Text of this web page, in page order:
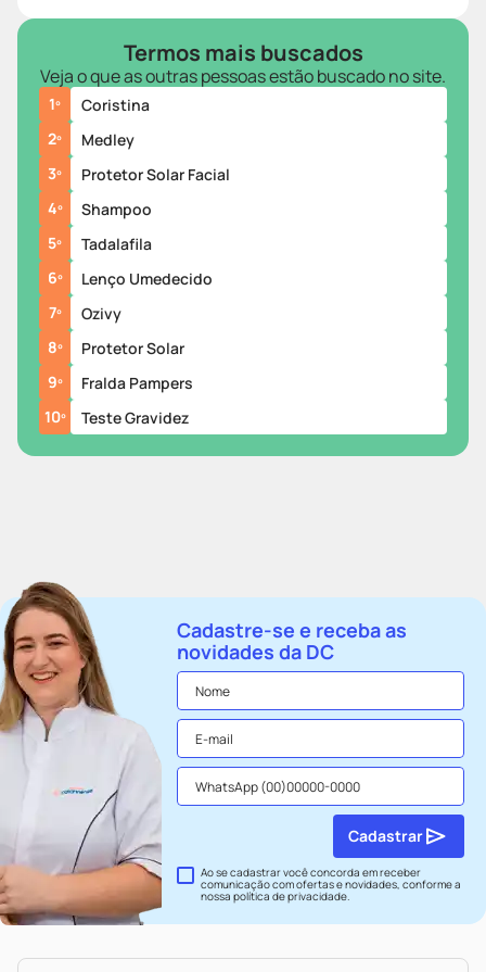
Termos mais buscados
Veja o que as outras pessoas estão buscado no site.
1º
Coristina
2º
Medley
3º
Protetor Solar Facial
4º
Shampoo
5º
Tadalafila
6º
Lenço Umedecido
7º
Ozivy
8º
Protetor Solar
9º
Fralda Pampers
10º Teste Gravidez
Cadastre-se e receba as
novidades da DC
Ao se cadastrar você concorda em receber
comunicação com ofertas e novidades, conforme a
nossapolítica de privacidade.
Cadastrar